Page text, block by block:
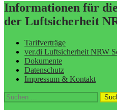
Informationen für
der Luftsicherheit
Tarifverträge
ver.di Luftsicherheit NRW
Dokumente
Datenschutz
Impressum & Kontakt
Suchen
nach: